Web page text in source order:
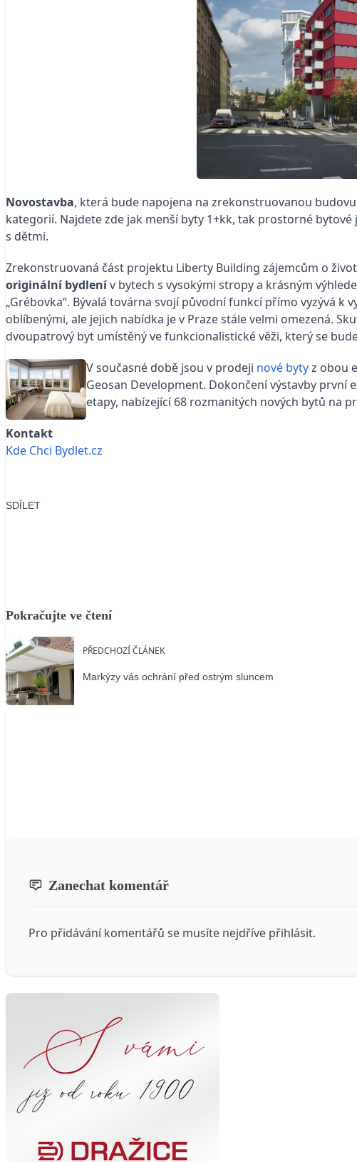
Novostavba, která bude napojena na zrekonstruovanou
kategorií. Najdete zde jak menší byty 1+kk, tak prostorné
s dětmi.
Zrekonstruovaná část projektu Liberty Building zájemcům o
originální bydlenív bytech s vysokými stropy a krásným
„Grébovka“. Bývalá továrna svojí původní funkcí přímo vyzývá k
oblíbenými, ale jejich nabídka je v Praze stále velmi omezená.
dvoupatrový byt umístěný ve funkcionalistické věži, který se
V současné době jsou v prodeji nové bytyz obou
Geosan Development. Dokončení výstavby první
etapy, nabízející 68 rozmanitých nových bytů na
Kontakt
Kde Chci Bydlet.cz
SDÍLET
Pokračujte ve čtení
PŘEDCHOZÍ ČLÁNEK
Markýzy vás ochrání před ostrým sluncem
Zanechat komentář
Pro přidávání komentářů se musíte nejdříve přihlásit.